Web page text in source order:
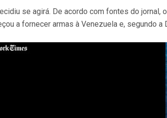
se agirá. De acordo com fontes do
a fornecer armas à Venezuela e, segundo a